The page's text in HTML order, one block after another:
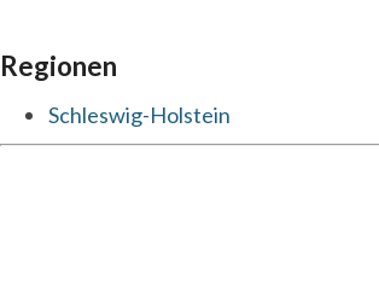
Regionen
Schleswig-Holstein